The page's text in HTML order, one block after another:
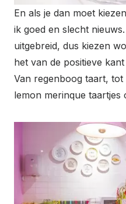
En als je dan moet
ik goed en slecht
uitgebreid, dus kiezen
het van de positieve
Van regenboog taart,
lemon merinque